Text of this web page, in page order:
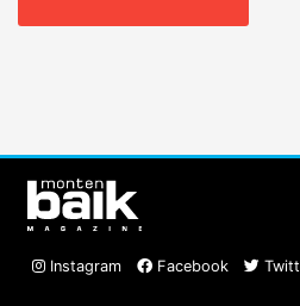
Instagram Facebook